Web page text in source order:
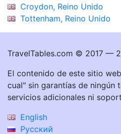
Croydon, Reino Unido
Tottenham, Reino Unido
TravelTables.com © 2017 —
El contenido de este sitio
cual" sin garantías de ningún
servicios adicionales ni
English
Русский